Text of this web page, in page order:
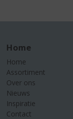
Home
Home
Assortiment
Over ons
Nieuws
Inspiratie
Contact